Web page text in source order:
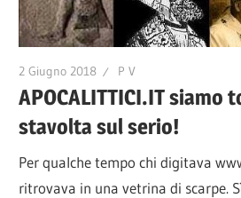
2 Giugno 2018 P V
APOCALITTICI.IT siamo
stavolta sul serio!
Per qualche tempo chi digitava
ritrovava in una vetrina di scarpe.